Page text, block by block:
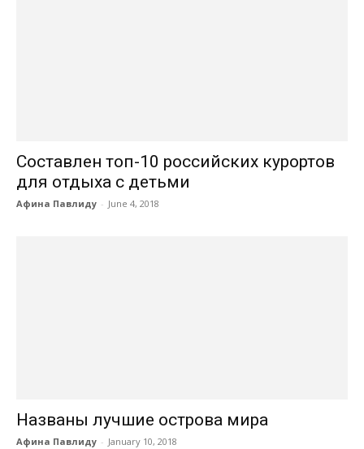
Составлен топ-10 российских курортов
для отдыха с детьми
Афина Павлиду - June 4, 2018
Названы лучшие острова мира
Афина Павлиду - January 10, 2018